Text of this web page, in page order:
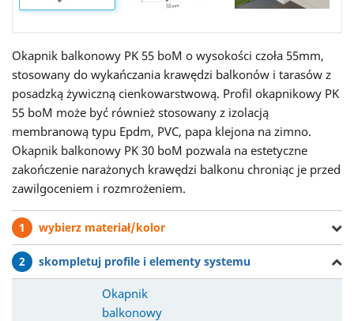
Okapnik balkonowy PK 55 boM o wysokości czoła 55mm,
stosowany do wykańczania krawędzi balkonów i tarasów z
posadzką żywiczną cienkowarstwową. Profil okapnikowy PK
55 boM może być również stosowany z izolacją
membranową typu Epdm, PVC, papa klejona na zimno.
Okapnik balkonowy PK 30 boM pozwala na estetyczne
zakończenie narażonych krawędzi balkonu chroniąc je przed
zawilgoceniem i rozmrożeniem.
1 wybierz materiał/kolor
2 skompletuj profile i elementy systemu
Okapnik
balkonowy